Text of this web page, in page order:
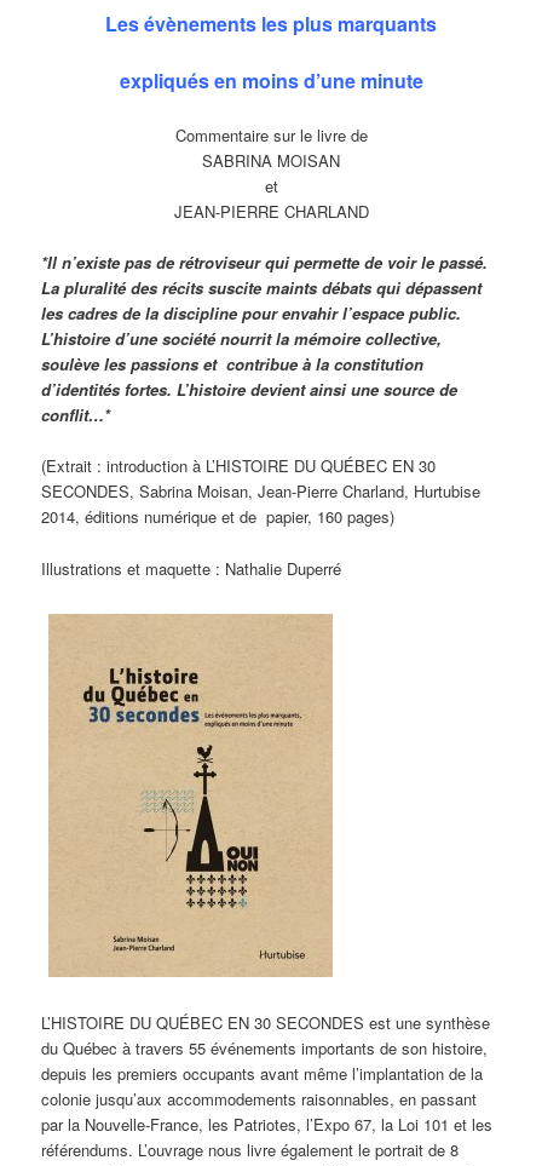
Les évènements les plus marquants
expliqués en moins d’une minute
Commentaire sur le livre de
SABRINA MOISAN
et
JEAN-PIERRE CHARLAND
*Il n’existe pas de rétroviseur qui permette de voir le passé.
La pluralité des récits suscitemaints débats qui dépassent
les cadres de ladiscipline pour envahir l’espace public.
L’histoire d’une société nourrit la mémoirecollective,
soulève les passions et contribueà la constitution
d’identités fortes. L’histoiredevient ainsi une source de
conflit…*
(Extrait : introduction à L’HISTOIRE DU QUÉBEC EN 30
SECONDES, Sabrina Moisan, Jean-Pierre Charland, Hurtubise
2014, éditions numérique et de papier, 160 pages)
Illustrations et maquette : Nathalie Duperré
L’HISTOIRE DU QUÉBEC EN 30 SECONDES est une synthèse
du Québec à travers 55 événements importants de son histoire,
depuis les premiers occupants avant même l’implantation de la
colonie jusqu’aux accommodements raisonnables, en passant
par la Nouvelle-France, les Patriotes, l’Expo 67, la Loi 101 et les
référendums. L’ouvrage nous livre également le portrait de 8